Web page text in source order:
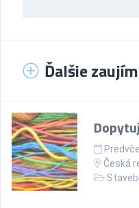
Ďalšie
Česká